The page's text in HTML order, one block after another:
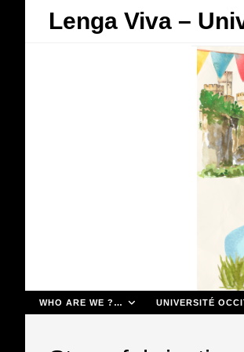
Lenga Viva –
WHO ARE WE ?… UNIVERSITÉ